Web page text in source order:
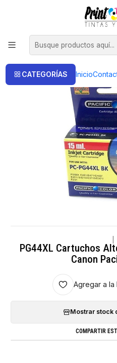
CATEGORÍAS Inicio
📦 Envío Gratis
Cartuchos
PG44XL Cartuchos Alternativos
PG44XL Cartuchos
Canon
Agregar a
Mostrar stock
COMPARTIR